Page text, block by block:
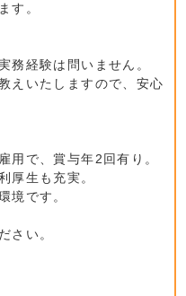
す。
務経験は問いません。
えいたしますので、安心
用で、賞与年2回有り。
厚生も充実。
境です。
さい。